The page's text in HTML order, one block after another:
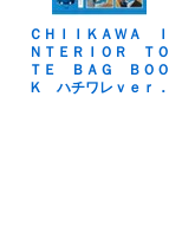
ＣＨＩＩＫＡＷＡ Ｉ
ＮＴＥＲＩＯＲ ＴＯ
ＴＥ ＢＡＧ ＢＯＯ
Ｋ ハチワレｖｅｒ．